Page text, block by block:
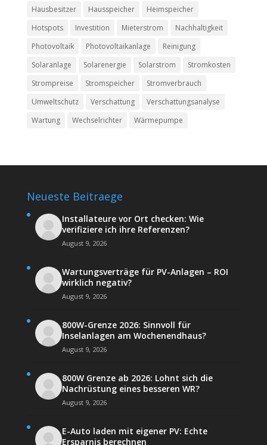
Hausbesitzer
Hausspeicher
Heimspeicher
Hotspots
Investition Mieterstrom
Nachhaltigkeit
Photovoltaik
Photovoltaikanlage
Reinigung
Solaranlage
Solarenergie Solarstrom
Stromkosten
Strompreise
Stromspeicher
Stromverbrauch
Umweltschutz
Verschattung
Verschattungsanalyse
Wartung
Wechselrichter Wärmepumpe
Neueste Beitraege
Installateure vor Ort checken: Wie
verifiziere ich ihre Referenzen?
August 9, 2026
Wartungsverträge für PV-Anlagen – ROI
wirklich negativ?
August 9, 2026
800W-Grenze 2026: Sinnvoll für
Inselanlagen am Wochenendhaus?
August 9, 2026
800W Grenze ab 2026: Lohnt sich die
Nachrüstung eines besseren WR?
August 9, 2026
E-Auto laden mit eigener PV: Echte
Ersparnis berechnen